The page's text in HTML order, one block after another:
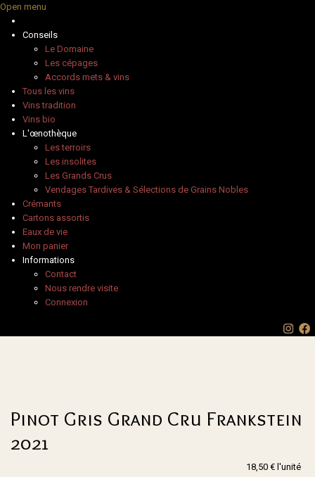
Open menu
Conseils
Le Domaine
Les cépages
Accords mets & vins
Tous les vins
Vins tradition
Vins bio
L'œnothèque
Les terroirs
Les insolites
Les Grands Crus
Vendages Tardives & Sélections de Grains Nobles
Crémants
Cartons assortis
Eaux de vie
Mon panier
Informations
Contact
Nous rendre visite
Connexion
Pinot Gris Grand Cru Frankstein
2021
18,50 € l'unité